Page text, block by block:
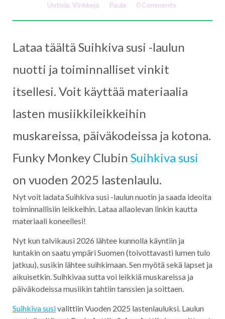
Uutisia, Vinkkejä Paula 0 Comments
Lataa täältä Suihkiva susi -laulun
nuotti ja toiminnalliset vinkit
itsellesi. Voit käyttää materiaalia
lasten musiikkileikkeihin
muskareissa, päiväkodeissa ja kotona.
Funky Monkey Clubin Suihkiva susi
on vuoden 2025 lastenlaulu.
Nyt voit ladata Suihkiva susi -laulun nuotin ja saada ideoita
toiminnallisiin leikkeihin. Lataa allaolevan linkin kautta
materiaali koneellesi!
Nyt kun talvikausi 2026 lähtee kunnolla käyntiin ja
luntakin on saatu ympäri Suomen (toivottavasti lumen tulo
jatkuu), susikin lähtee suihkimaan. Sen myötä sekä lapset ja
aikuisetkin. Suihkivaa sutta voi leikkiä muskareissa ja
päiväkodeissa musiikin tahtiin tanssien ja soittaen.
Suihkiva susivalittiin Vuoden 2025 lastenlauluksi. Laulun